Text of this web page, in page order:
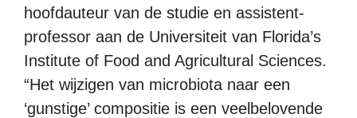
hoofdauteur van de studie en assistent-
professor aan de Universiteit van Florida’s
Institute of Food and Agricultural Sciences.
“Het wijzigen van microbiota naar een
‘gunstige’ compositie is een veelbelovende